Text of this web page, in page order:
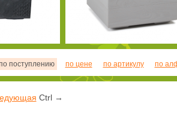
поступлению по цене по артикулу по
Ctrl →